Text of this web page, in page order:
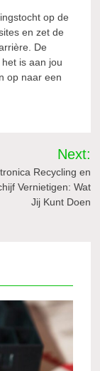
op de
en zet de
De
is aan jou
op naar een
Next:
Recycling en
Vernietigen: Wat
Jij Kunt Doen